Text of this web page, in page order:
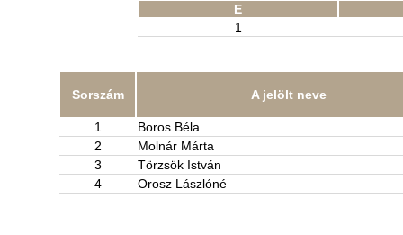
E
1
Sorszám A jelölt neve
1
Boros Béla
2
Molnár Márta
3
Törzsök István
4
Orosz Lászlóné